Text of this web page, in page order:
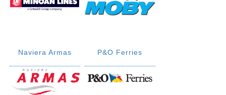
Naviera Armas P&O Ferries